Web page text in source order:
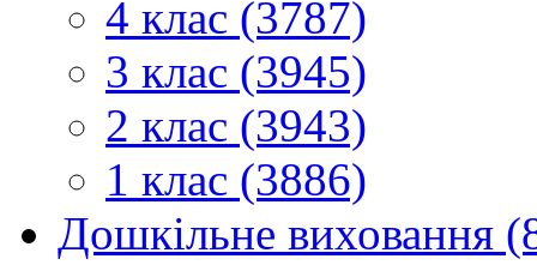
4 клас (3787)
3 клас (3945)
2 клас (3943)
1 клас (3886)
Дошкільне виховання